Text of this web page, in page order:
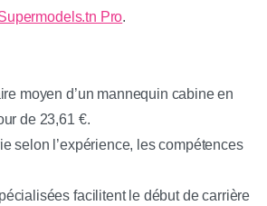
Pro.
moyen d’un mannequin cabine en
de 23,61 €.
selon l’expérience, les compétences
facilitent le début de carrière